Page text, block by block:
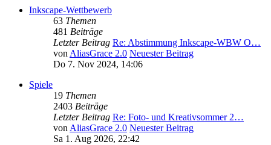
Inkscape-Wettbewerb
63 Themen
481 Beiträge
Letzter Beitrag Re: Abstimmung Inkscape-WBW O…
von AliasGrace 2.0 Neuester Beitrag
Do 7. Nov 2024, 14:06
Spiele
19 Themen
2403 Beiträge
Letzter Beitrag Re: Foto- und Kreativsommer 2…
von AliasGrace 2.0 Neuester Beitrag
Sa 1. Aug 2026, 22:42